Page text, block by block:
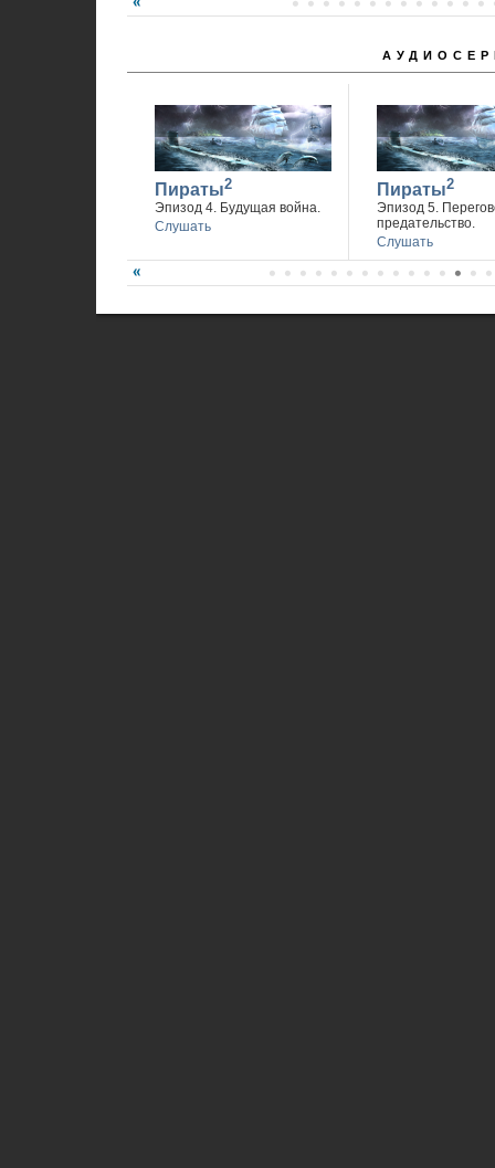
Пираты2
Эпизод 4. Будущая война.
Слушать
Пираты2
Эпизод 5.
предательство.
Слушать